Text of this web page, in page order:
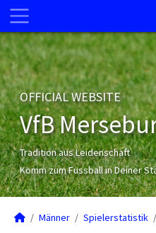
OFFICIAL WEBSITE
VfB
Tradition aus Leidenschaft
Komm zum Fussball in Deiner
Männer Spielerstatistik